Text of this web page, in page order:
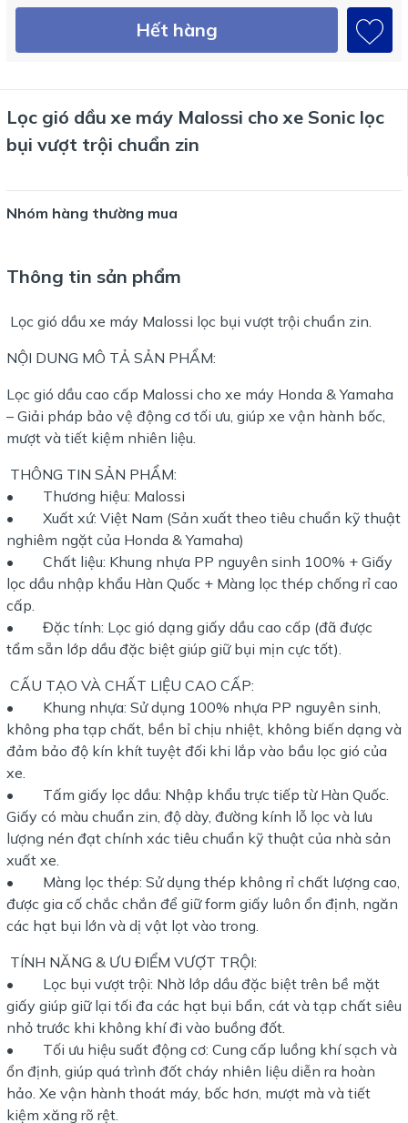
Hết hàng
Lọc gió dầu xe máy Malossi cho xe Sonic lọc
bụi vượt trội chuẩn zin
Nhóm hàng thường mua
Thông tin sản phẩm
Lọc gió dầu xe máy Malossi lọc bụi vượt trội chuẩn zin.
NỘI DUNG MÔ TẢ SẢN PHẨM:
Lọc gió dầu cao cấp Malossi cho xe máy Honda & Yamaha
– Giải pháp bảo vệ động cơ tối ưu, giúp xe vận hành bốc,
mượt và tiết kiệm nhiên liệu.
THÔNG TIN SẢN PHẨM:
• Thương hiệu: Malossi
• Xuất xứ: Việt Nam (Sản xuất theo tiêu chuẩn kỹ thuật
nghiêm ngặt của Honda & Yamaha)
• Chất liệu: Khung nhựa PP nguyên sinh 100% + Giấy
lọc dầu nhập khẩu Hàn Quốc + Màng lọc thép chống rỉ cao
cấp.
• Đặc tính: Lọc gió dạng giấy dầu cao cấp (đã được
tẩm sẵn lớp dầu đặc biệt giúp giữ bụi mịn cực tốt).
CẤU TẠO VÀ CHẤT LIỆU CAO CẤP:
• Khung nhựa: Sử dụng 100% nhựa PP nguyên sinh,
không pha tạp chất, bền bỉ chịu nhiệt, không biến dạng và
đảm bảo độ kín khít tuyệt đối khi lắp vào bầu lọc gió của
xe.
• Tấm giấy lọc dầu: Nhập khẩu trực tiếp từ Hàn Quốc.
Giấy có màu chuẩn zin, độ dày, đường kính lỗ lọc và lưu
lượng nén đạt chính xác tiêu chuẩn kỹ thuật của nhà sản
xuất xe.
• Màng lọc thép: Sử dụng thép không rỉ chất lượng cao,
được gia cố chắc chắn để giữ form giấy luôn ổn định, ngăn
các hạt bụi lớn và dị vật lọt vào trong.
TÍNH NĂNG & ƯU ĐIỂM VƯỢT TRỘI:
• Lọc bụi vượt trội: Nhờ lớp dầu đặc biệt trên bề mặt
giấy giúp giữ lại tối đa các hạt bụi bẩn, cát và tạp chất siêu
nhỏ trước khi không khí đi vào buồng đốt.
• Tối ưu hiệu suất động cơ: Cung cấp luồng khí sạch và
ổn định, giúp quá trình đốt cháy nhiên liệu diễn ra hoàn
hảo. Xe vận hành thoát máy, bốc hơn, mượt mà và tiết
kiệm xăng rõ rệt.